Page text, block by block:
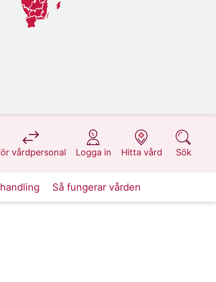
vårdpersonal
på 1177.se
Logga in
på 1177.se
Hitta vård
på 1177.se
Sök
på 1177.se
Så fungerar vården